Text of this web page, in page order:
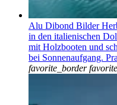
Alu Dibond Bilder
in den italienischen
mit Holzbooten und
bei Sonnenaufgang.
favorite_border favorite